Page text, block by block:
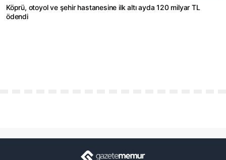
Köprü, otoyol ve şehir hastanesine ilk altı ayda 120 milyar TL
ödendi